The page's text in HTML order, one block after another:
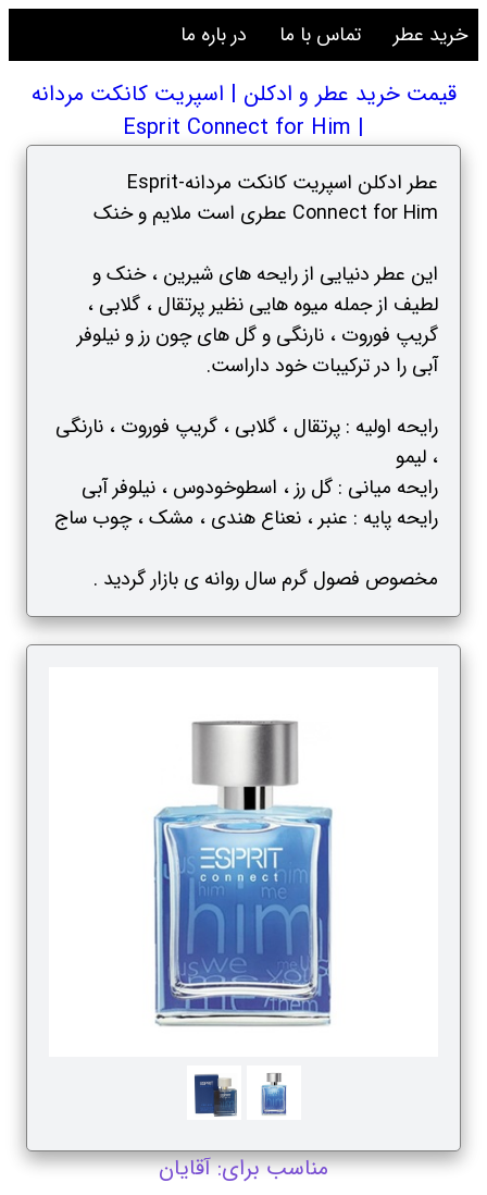
خرید عطر تماس با ما در باره ما
قیمت خرید عطر و ادکلن | اسپریت کانکت مردانه
| Esprit Connect for Him
عطر ادکلن اسپریت کانکت مردانه-Esprit
Connect for Him عطری است ملایم و خنک
این عطر دنیایی از رایحه های شیرین ، خنک و
لطیف از جمله میوه هایی نظیر پرتقال ، گلابی ،
گریپ فوروت ، نارنگی و گل های چون رز و نیلوفر
آبی را در ترکیبات خود داراست.
رایحه اولیه : پرتقال ، گلابی ، گریپ فوروت ، نارنگی
، لیمو
رایحه میانی : گل رز ، اسطوخودوس ، نیلوفر آبی
رایحه پایه : عنبر ، نعناع هندی ، مشک ، چوب ساج
مخصوص فصول گرم سال روانه ی بازار گردید .
مناسب برای: آقایان